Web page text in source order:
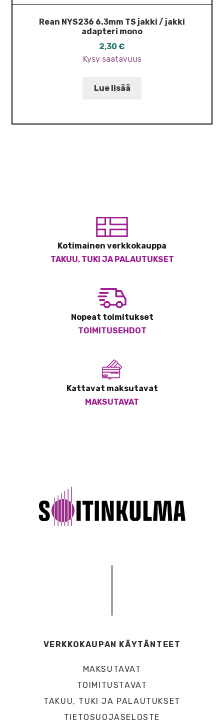
Rean NYS236 6.3mm TS jakki / jakki
adapteri mono
2,30 €
Kysy saatavuus
Lue lisää
Kotimainen verkkokauppa
TAKUU, TUKI JA PALAUTUKSET
Nopeat toimitukset
TOIMITUSEHDOT
Kattavat maksutavat
MAKSUTAVAT
VERKKOKAUPAN KÄYTÄNTEET
MAKSUTAVAT
TOIMITUSTAVAT
TAKUU, TUKI JA PALAUTUKSET
TIETOSUOJASELOSTE